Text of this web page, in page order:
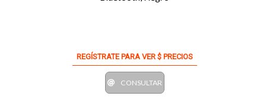
REGÍSTRATE PARA VER $ PRECIOS
CONSULTAR